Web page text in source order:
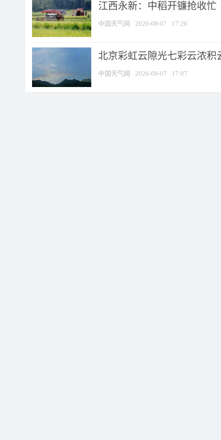
江西永新：中稻开镰抢收忙
中国天气网 2026-08-07 17:26
北京彩虹云隙光七彩云浓积
中国天气网 2026-08-07 17:07